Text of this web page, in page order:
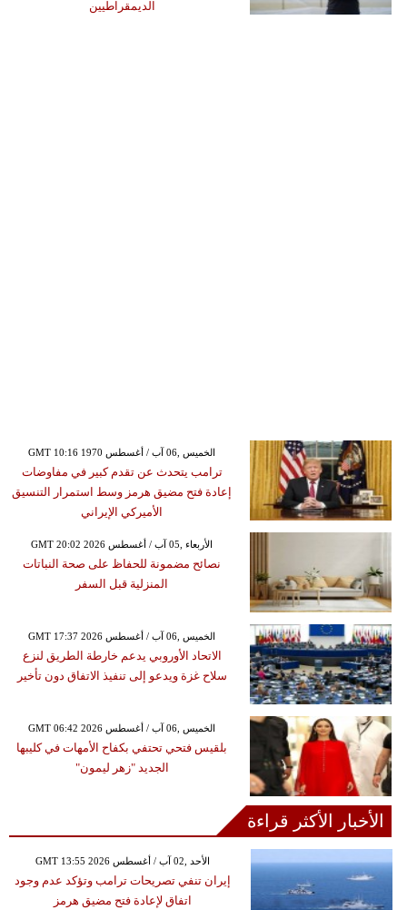
الديمقراطيين
GMT 10:16 1970 الخميس ,06 آب / أغسطس
ترامب يتحدث عن تقدم كبير في مفاوضات
إعادة فتح مضيق هرمز وسط استمرار التنسيق
الأميركي الإيراني
GMT 20:02 2026 الأربعاء ,05 آب / أغسطس
نصائح مضمونة للحفاظ على صحة النباتات
المنزلية قبل السفر
GMT 17:37 2026 الخميس ,06 آب / أغسطس
الاتحاد الأوروبي يدعم خارطة الطريق لنزع
سلاح غزة ويدعو إلى تنفيذ الاتفاق دون تأخير
GMT 06:42 2026 الخميس ,06 آب / أغسطس
بلقيس فتحي تحتفي بكفاح الأمهات في كليبها
الجديد "زهر ليمون"
الأخبار الأكثر قراءة
GMT 13:55 2026 الأحد ,02 آب / أغسطس
إيران تنفي تصريحات ترامب وتؤكد عدم وجود
اتفاق لإعادة فتح مضيق هرمز